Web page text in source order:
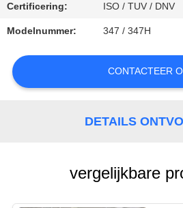
EEN
CITAAT
Certificering: ISO / TUV / DNV
Modelnummer: 347 / 347H
CONTACTEER
DETAILS
vergelijkbare